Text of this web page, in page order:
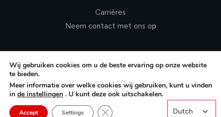
Carrières
Neem contact met ons op
Wij gebruiken cookies om u de beste ervaring op onze website
te bieden.
Meer informatie over welke cookies wij gebruiken, kunt u vinden
in de instellingen . U kunt deze ook uitschakelen.
Accept Settings Close GDPR Cookie Banner
Dutch
Dutch